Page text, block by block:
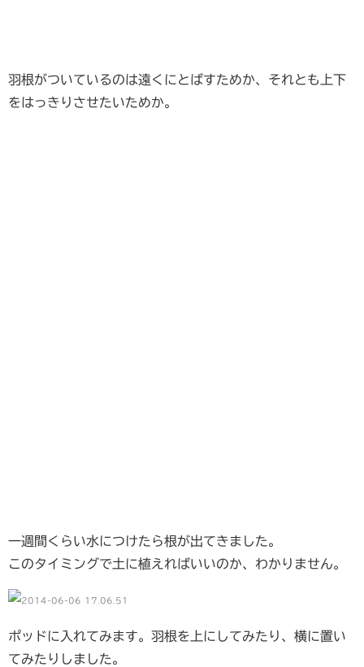
羽根がついているのは遠くにとばすためか、それとも上下
をはっきりさせたいためか。
一週間くらい水につけたら根が出てきました。
このタイミングで土に植えればいいのか、わかりません。
ポッドに入れてみます。羽根を上にしてみたり、横に置い
てみたりしました。